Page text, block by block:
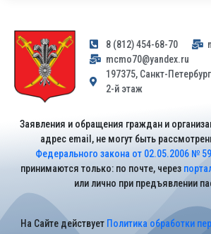
8 (812) 454-68-70
mcmo70@yandex.ru
197375, Санкт-
2-й этаж
Заявления и обращения граждан и
адрес email, не могут быть
Федерального закона от 02.05.2006 №
принимаются только: по почте, через
или лично при предъявлении
На Сайте действует Политика обработки